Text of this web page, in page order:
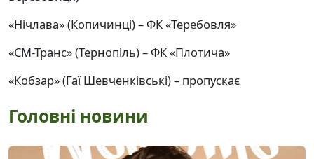
«Нічлава» (Копичинці) – ФК «Теребовля»
«СМ-Транс» (Тернопіль) – ФК «Плотича»
«Кобзар» (Гаї Шевченківські) – пропускає
Головні новини